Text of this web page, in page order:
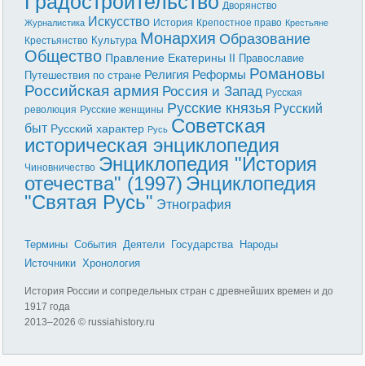
Дворянство
Журналистика Искусство История Крепостное право Крестьяне
Крестьянство Культура Монархия Образование
Общество Правление Екатерины II Православие
Путешествия по стране Религия Реформы Романовы
Российская армия Россия и Запад Русская
революция Русские женщины Русские князья Русский
быт Русский характер Русь Советская
историческая энциклопедия
Чиновничество Энциклопедия "История
отечества" (1997) Энциклопедия
"Святая Русь" Этнография
Термины События Деятели Государства
Народы
Источники Хронология
История России и сопредельных стран с древнейших времен и до
1917 года
2013–2026 © russiahistory.ru